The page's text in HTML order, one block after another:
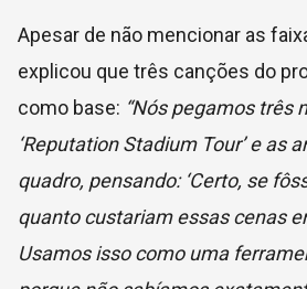
Apesar de não mencionar as
explicou que três canções do
como base: “Nós pegamos três
‘Reputation Stadium Tour’ e as
quadro, pensando: ‘Certo, se
quanto custariam essas cenas
Usamos isso como uma